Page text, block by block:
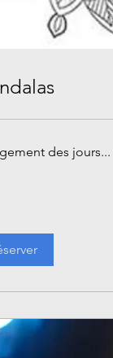
des jours...